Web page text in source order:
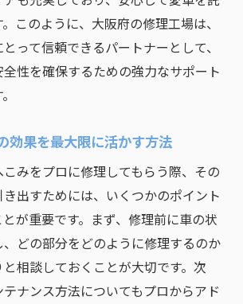
このように、大阪府の修理工場は、
って信頼できるパートナーとして、
性を確保するための強力なサポート
効果を最大限に活かす方法
みをプロに修理してもらう際、その
出すためには、いくつかのポイント
が重要です。まず、修理前に車の状
どの部分をどのように修理するのか
相談しておくことが大切です。次
ナンス方法についてもプロからアド